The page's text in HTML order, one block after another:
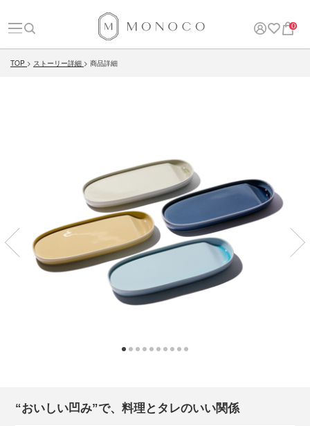
0
TOP ストーリー詳細 商品詳細
“おいしい凹み”で、料理とタレのいい関係